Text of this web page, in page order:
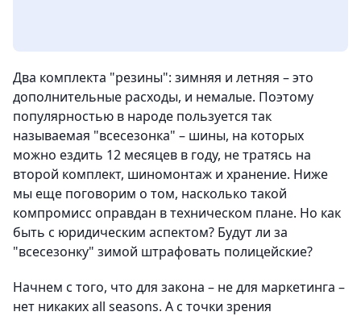
Два комплекта "резины": зимняя и летняя – это
дополнительные расходы, и немалые. Поэтому
популярностью в народе пользуется так
называемая "всесезонка" – шины, на которых
можно ездить 12 месяцев в году, не тратясь на
второй комплект, шиномонтаж и хранение. Ниже
мы еще поговорим о том, насколько такой
компромисс оправдан в техническом плане. Но как
быть с юридическим аспектом? Будут ли за
"всесезонку" зимой штрафовать полицейские?
Начнем с того, что для закона – не для маркетинга –
нет никаких all seasons. А с точки зрения